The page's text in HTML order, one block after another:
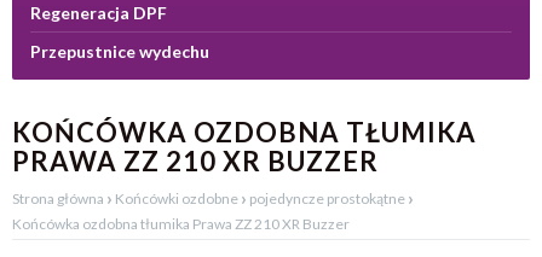
Regeneracja DPF
Przepustnice wydechu
KOŃCÓWKA OZDOBNA TŁUMIKA
PRAWA ZZ 210 XR BUZZER
Strona główna › Końcówki ozdobne › pojedyncze prostokątne ›
Końcówka ozdobna tłumika Prawa ZZ 210 XR Buzzer